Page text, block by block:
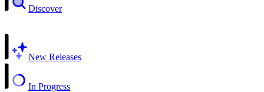
Discover
New Releases
In Progress